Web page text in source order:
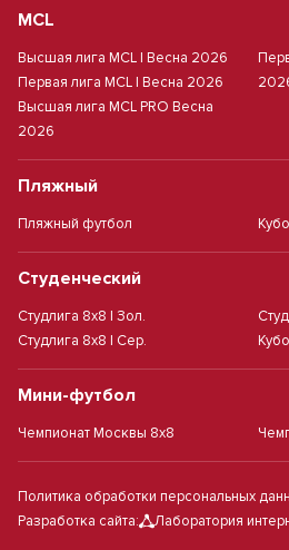
MCL
Высшая лига MCL | Весна 2026
Первая лига MCL | Весна 2026
Высшая лига MCL PRO Весна
2026
Пляжный
Пляжный футбол
Студенческий
Студлига 8х8 | Зол.
Студлига 8х8 | Сер.
Мини-футбол
Чемпионат Москвы 8х8
Политика обработки персональных
Разработка сайта:
Лаборатория